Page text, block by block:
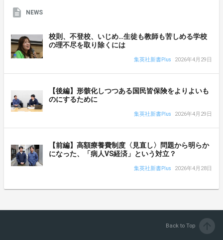
NEWS
校則、不登校、いじめ…生徒も教師も苦しめる学校
の理不尽を取り除くには
集英社新書Plus 2026年4月29日
【後編】形骸化しつつある国民皆保険をよりよいも
のにするために
集英社新書Plus 2026年4月29日
【前編】高額療養費制度〈見直し〉問題から明らか
になった、「病人VS経済」という対立？
集英社新書Plus 2026年4月28日
Back to Top